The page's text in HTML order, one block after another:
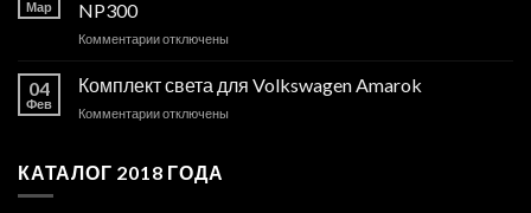
фары
Unite
Мар
NP300
Комментариик
фары
VisionX
Navara
отключены
04
Фев
Комплект света для Volkswagen Amarok
Комментариик
света
отключены
КАТАЛОГ 2018 ГОДА